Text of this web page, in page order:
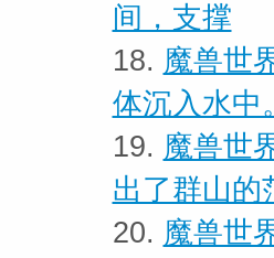
间，支撑
18. 魔兽世
体沉入水中
19. 魔兽世
出了群山的
20. 魔兽世